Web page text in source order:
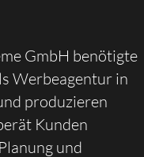
GmbH benötigte
Werbeagentur in
produzieren
Kunden
und